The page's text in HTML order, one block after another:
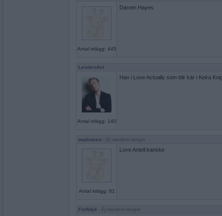
Antal inlägg: 445
Darren Hayes
LeodenAct
Antal inlägg: 140
Han i Love Actually som blir kär i Keira
malinwen - Ej medlem längre
Antal inlägg: 81
Love Antell kanske
Förföljd - Ej medlem längre